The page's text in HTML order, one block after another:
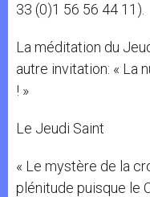
33 (0)1 56 56 44 11).
La méditation du
autre invitation: « La
! »
Le Jeudi Saint
« Le mystère de la
plénitude puisque le